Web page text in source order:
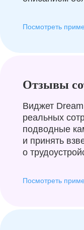
Посмотреть
Отзывы
Виджет
реальных
подводные
и принять
о
Посмотреть